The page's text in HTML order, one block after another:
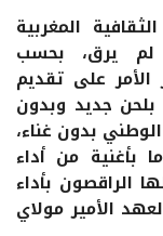
المغربية
لم يرق، بحسب
الأمر على تقديم
جديد وبدون
بدون غناء،
بأغنية من أداء
الراقصون بأداء
الأمير مولاي